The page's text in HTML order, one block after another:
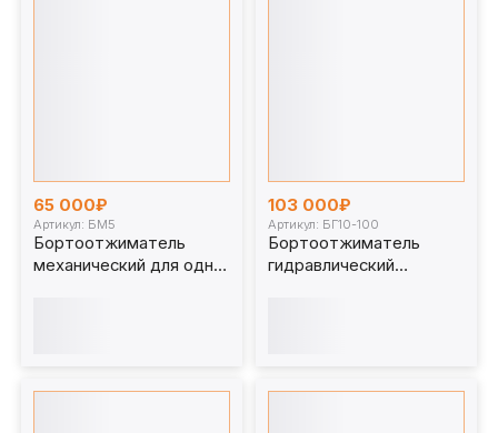
65 000₽
Артикул: БМ5
Бортоотжиматель
механический для одно
103 000₽
Артикул: БГ10-100
Бортоотжиматель
гидравлический